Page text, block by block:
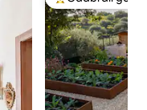
„Odabrali gosti”
Među najviše